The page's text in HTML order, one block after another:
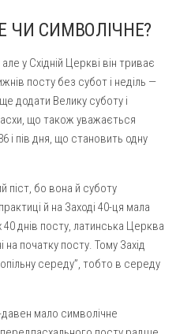
ЧИ СИМВОЛІЧНЕ?
у Східній Церкві він триває
посту без субот і неділь —
додати Велику суботу і
що також ува­жається
і пів дня, що стано­вить одну
бо вона й суботу
й на Заході 40-ця мала
днів посту, латинська Церква
на початку посту. Тому Захід
середу”, тобто в середу
давен мало символічне